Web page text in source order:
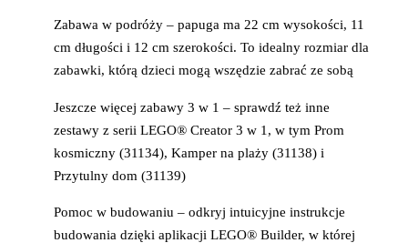
Zabawa w podróży – papuga ma 22 cm wysokości, 11
cm długości i 12 cm szerokości. To idealny rozmiar dla
zabawki, którą dzieci mogą wszędzie zabrać ze sobą
Jeszcze więcej zabawy 3 w 1 – sprawdź też inne
zestawy z serii LEGO® Creator 3 w 1, w tym Prom
kosmiczny (31134), Kamper na plaży (31138) i
Przytulny dom (31139)
Pomoc w budowaniu – odkryj intuicyjne instrukcje
budowania dzięki aplikacji LEGO® Builder, w której